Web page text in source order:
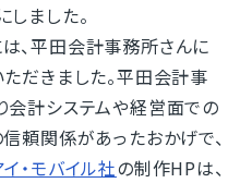
ました。
、平田会計事務所さんに
だきました。平田会計事
会計システムや経営面での
頼関係があったおかげで、
イ・モバイル社の制作HPは、